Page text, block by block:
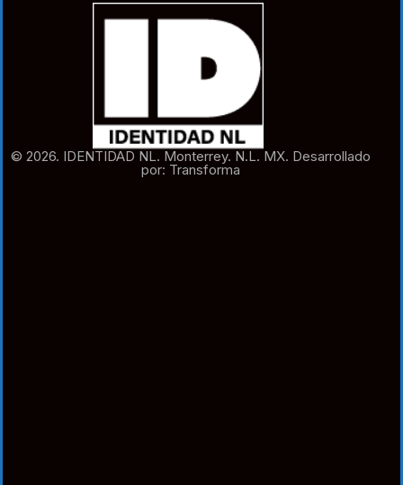
© 2026. IDENTIDAD NL. Monterrey. N.L. MX. Desarrollado
por: Transforma